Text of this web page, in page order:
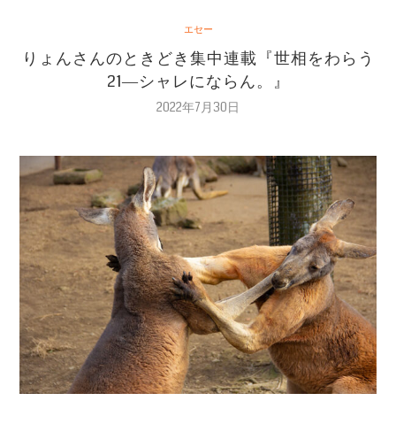
エセー
りょんさんのときどき集中連載『世相をわらう
21―シャレにならん。』
2022年7月30日